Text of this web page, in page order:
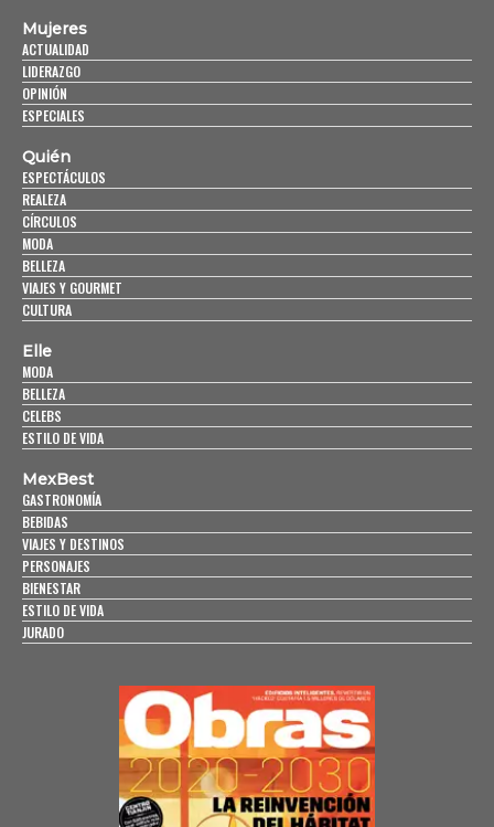
Mujeres
ACTUALIDAD
LIDERAZGO
OPINIÓN
ESPECIALES
Quién
ESPECTÁCULOS
REALEZA
CÍRCULOS
MODA
BELLEZA
VIAJES Y GOURMET
CULTURA
Elle
MODA
BELLEZA
CELEBS
ESTILO DE VIDA
MexBest
GASTRONOMÍA
BEBIDAS
VIAJES Y DESTINOS
PERSONAJES
BIENESTAR
ESTILO DE VIDA
JURADO